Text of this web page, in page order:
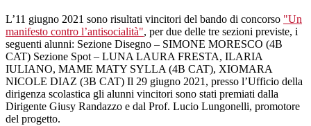
L’11 giugno 2021 sono risultati vincitori del bando di concorso "Un
manifesto contro l’antisocialità", per due delle tre sezioni previste, i
seguenti alunni: Sezione Disegno – SIMONE MORESCO (4B
CAT) Sezione Spot – LUNA LAURA FRESTA, ILARIA
IULIANO, MAME MATY SYLLA (4B CAT), XIOMARA
NICOLE DIAZ (3B CAT) Il 29 giugno 2021, presso l’Ufficio della
dirigenza scolastica gli alunni vincitori sono stati premiati dalla
Dirigente Giusy Randazzo e dal Prof. Lucio Lungonelli, promotore
del progetto.